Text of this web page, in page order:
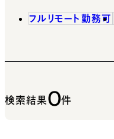
フルリモート勤務可
検索結果0件